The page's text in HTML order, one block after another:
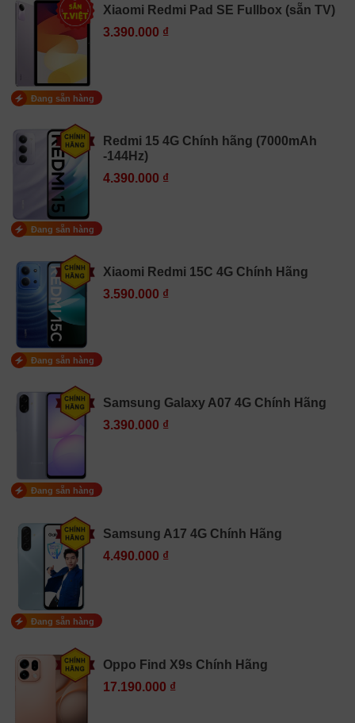
Xiaomi Redmi Pad SE Fullbox (sẵn TV)
3.390.000 ₫
Đang sẵn hàng
Redmi 15 4G Chính hãng (7000mAh
-144Hz)
4.390.000 ₫
Đang sẵn hàng
Xiaomi Redmi 15C 4G Chính Hãng
3.590.000 ₫
Đang sẵn hàng
Samsung Galaxy A07 4G Chính Hãng
3.390.000 ₫
Đang sẵn hàng
Samsung A17 4G Chính Hãng
4.490.000 ₫
Đang sẵn hàng
Oppo Find X9s Chính Hãng
17.190.000 ₫